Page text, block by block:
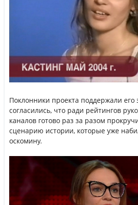
Поклонники проекта поддержали его
согласились, что ради рейтингов
каналов готово раз за разом
сценарию истории, которые уже
оскомину.